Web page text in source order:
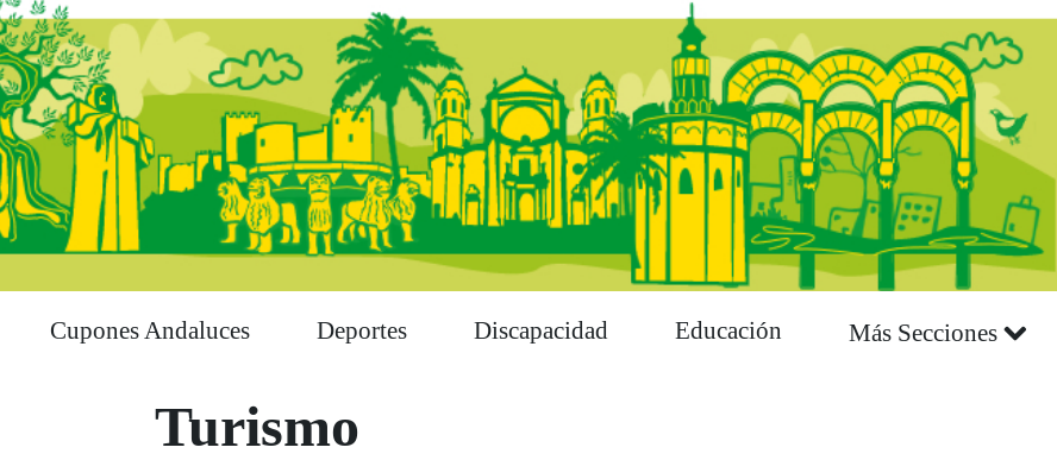
Cupones Andaluces Deportes Discapacidad Educación Más Secciones
Turismo